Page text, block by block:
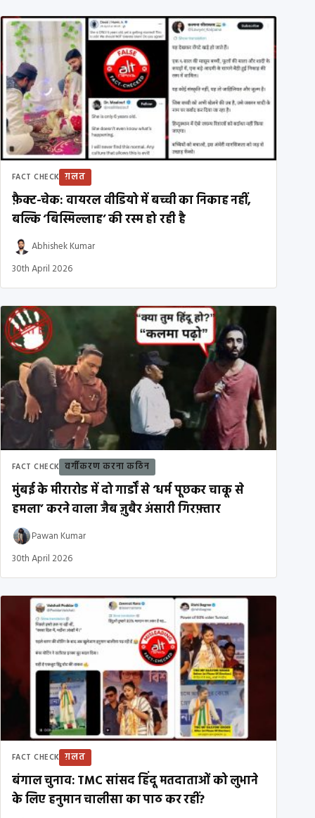
FACT CHECK ग़लत
फ़ैक्ट-चेक: वायरल वीडियो में बच्ची का निकाह नहीं,
बल्कि ‘बिस्मिल्लाह’ की रस्म हो रही है
Abhishek Kumar
30th April 2026
FACT CHECK वर्गीकरण करना कठिन
मुंबई के मीरारोड में दो गार्डों से ‘धर्म पूछकर चाकू से
हमला’ करने वाला जैब ज़ुबैर अंसारी गिरफ़्तार
Pawan Kumar
30th April 2026
FACT CHECK ग़लत
बंगाल चुनाव: TMC सांसद हिंदू मतदाताओं को लुभाने
के लिए हनुमान चालीसा का पाठ कर रहीं?